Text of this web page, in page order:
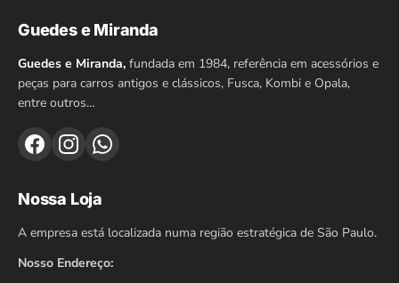
Guedes e Miranda
Guedes e Miranda, fundada em 1984, referência em acessórios e
peças para carros antigos e clássicos, Fusca, Kombi e Opala,
entre outros…
Nossa Loja
A empresa está localizada numa região estratégica de São Paulo.
Nosso Endereço: